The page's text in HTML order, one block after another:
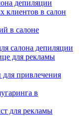
депиляции
клиентов в салон
в салоне
салона депиляции
для рекламы
привлечения
в
для рекламы